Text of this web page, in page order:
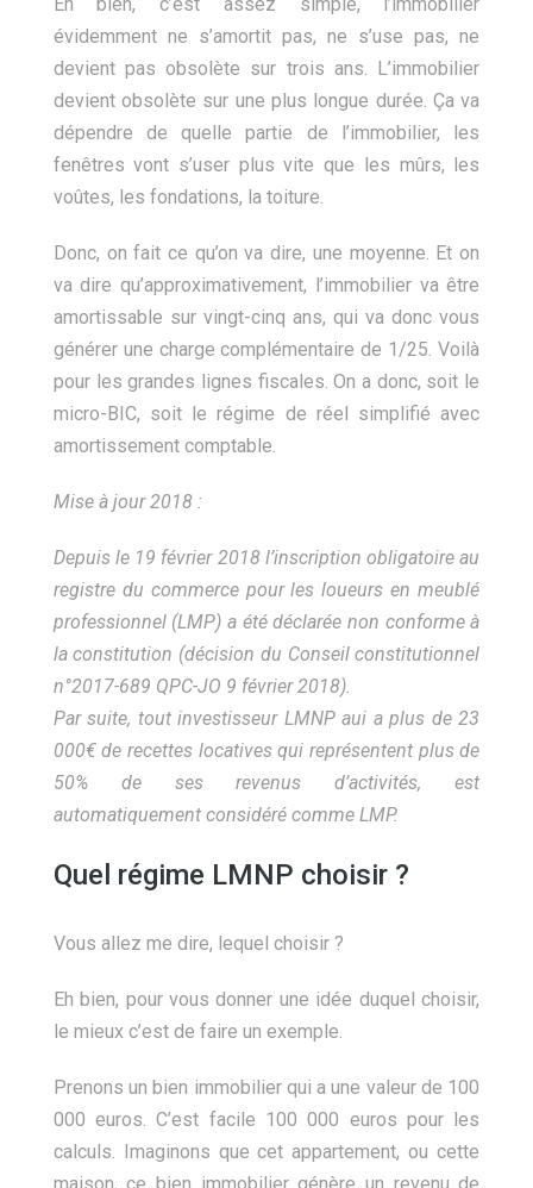
évidemment ne s’amortit pas, ne s’use pas, ne
devient pas obsolète sur trois ans. L’immobilier
devient obsolète sur une plus longue durée. Ça va
dépendre de quelle partie de l’immobilier, les
fenêtres vont s’user plus vite que les mûrs, les
voûtes, les fondations, la toiture.
Donc, on fait ce qu’on va dire, une moyenne. Et on
va dire qu’approximativement, l’immobilier va être
amortissable sur vingt-cinq ans, qui va donc vous
générer une charge complémentaire de 1/25. Voilà
pour les grandes lignes fiscales. On a donc, soit le
micro-BIC, soit le régime de réel simplifié avec
amortissement comptable.
Mise à jour 2018 :
Depuis le 19 février 2018 l’inscription obligatoire au
registre du commerce pour les loueurs en meublé
professionnel (LMP) a été déclarée non conforme à
la constitution (décision du Conseil constitutionnel
n°2017-689 QPC-JO 9 février 2018).
Par suite, tout investisseur LMNP aui a plus de 23
000€ de recettes locatives qui représentent plus de
50% de ses revenus d’activités, est
automatiquement considéré comme LMP.
Quel régime LMNP choisir ?
Vous allez me dire, lequel choisir ?
Eh bien, pour vous donner une idée duquel choisir,
le mieux c’est de faire un exemple.
Prenons un bien immobilier qui a une valeur de 100
000 euros. C’est facile 100 000 euros pour les
calculs. Imaginons que cet appartement, ou cette